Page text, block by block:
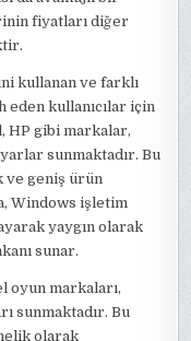
fiyatları diğer
kullanan ve farklı
kullanıcılar için
HP gibi markalar,
sunmaktadır. Bu
ve geniş ürün
Windows işletim
yaygın olarak
sunar.
oyun markaları,
sunmaktadır. Bu
olarak